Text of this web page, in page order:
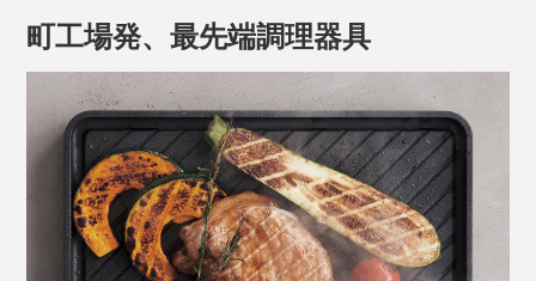
食パンを焼けば、下の写真の通り。焼き上がりの水分の
違いがはっきりと現れます。
一方、電気式トースターは、表面からじわじわ熱を伝え
るため水分が抜けやすくパサつきがちになるそう。
溝がついていることで、余分な脂が落ちるので、さっぱ
りヘルシーに焼き上がります。
気トースターを手放せば、キッチンも広々！アウトドア
にも携帯しやすい大きさです。
町工場発、最先端調理器具